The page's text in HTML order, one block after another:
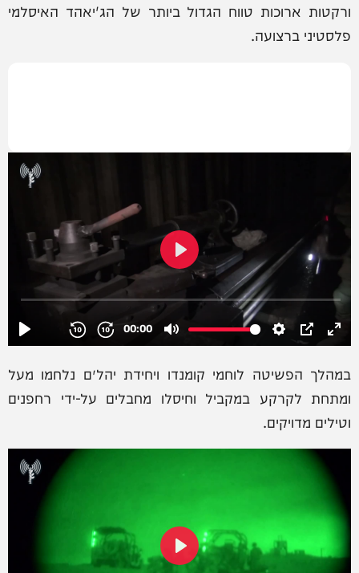
ורקטות ארוכות טווח הגדול ביותר של הג'יאהד האיסלמי
פלסטיני ברצועה.
במהלך הפשיטה לוחמי קומנדו ויחידת יהל״ם נלחמו מעל
ומתחת לקרקע במקביל וחיסלו מחבלים על-ידי רחפנים
וטילים מדויקים.